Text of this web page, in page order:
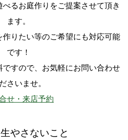
るお庭作りをご提案させて頂き
ます。
りたい等のご希望にも対応可能
です！
ですので、お気軽にお問い合わせ
さいませ。
せ・来店予約
やさないこと